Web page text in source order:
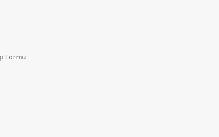
Formu